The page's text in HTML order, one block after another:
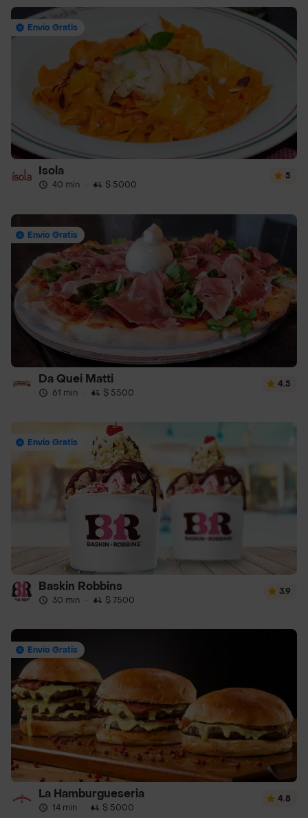
Envío Gratis
Isola
40 min · $ 5000
5
Envío Gratis
Da Quei Matti
61 min · $ 5500
4.5
Envío Gratis
Baskin Robbins
30 min · $ 7500
3.9
Envío Gratis
La Hamburgueseria
14 min · $ 5000
4.8